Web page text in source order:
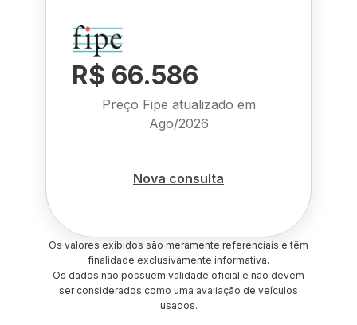
R$ 66.586
Preço Fipe atualizado em
Ago/2026
Nova consulta
Os valores exibidos são meramente referenciais e têm
finalidade exclusivamente informativa.
Os dados não possuem validade oficial e não devem
ser considerados como uma avaliação de veículos
usados.